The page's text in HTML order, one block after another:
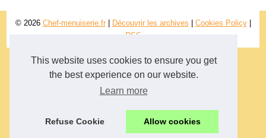
This website uses cookies to ensure you get
the best experience on our website.
Learn more
Refuse Cookie Allow cookies
© 2026 Chef-menuiserie.fr| Découvrir les archives Cookies Policy|
RSS